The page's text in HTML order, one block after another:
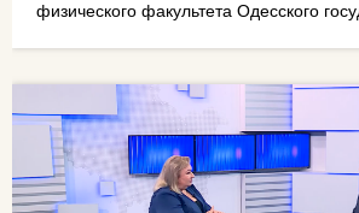
физического факультета Одесского